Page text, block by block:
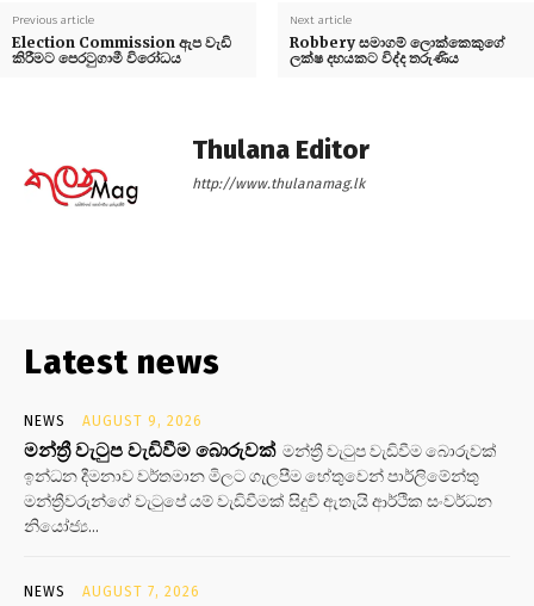
Previous article
Election Commission ඇප වැඩි
කිරීමට පෙරටුගාමී විරෝධය
Next article
Robbery සමාගම් ලොක්කෙකුගේ
ලක්ෂ දහයකට විද්ද තරුණිය
Thulana Editor
http://www.thulanamag.lk
Latest news
NEWS AUGUST 9, 2026
මන්ත්‍රී වැටුප වැඩිවීම බොරුවක් මන්ත්‍රී වැටුප වැඩිවීම බොරුවක්
ඉන්ධන දීමනාව වර්තමාන මිලට ගැලපීම හේතුවෙන් පාර්ලිමේන්තු
මන්ත්‍රීවරුන්ගේ වැටුපේ යම් වැඩිවීමක් සිදුවී ඇතැයි ආර්ථික සංවර්ධන
නියෝජ්‍ය...
NEWS AUGUST 7, 2026